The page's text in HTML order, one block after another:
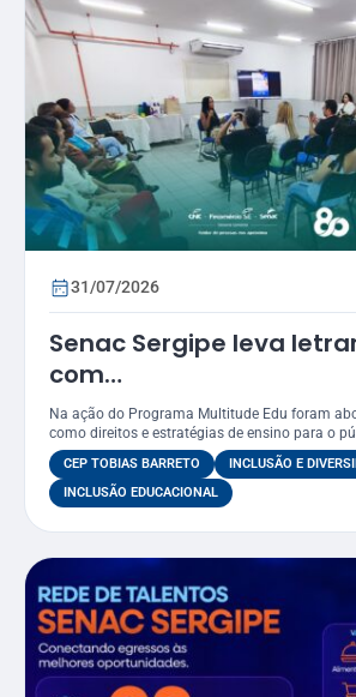
31/07/2026
Senac Sergipe leva
com
foco LGBTQIAPN+ para
do CEP Tobias Barreto
Na ação do Programa Multitude Edu foram
como direitos e estratégias de ensino para o
CEP TOBIAS BARRETO
INCLUSÃO E
INCLUSÃO EDUCACIONAL